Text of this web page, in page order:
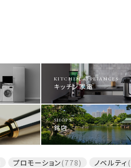
KITCHEN APPLIANCES
キッチン家電
SHOPS
銘店
プロモーション(778) ノベルティ